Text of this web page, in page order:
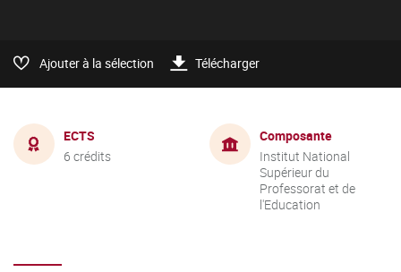
Ajouter à la sélection Télécharger
ECTS
6 crédits
Composante
Institut National
Supérieur du
Professorat et de
l'Education